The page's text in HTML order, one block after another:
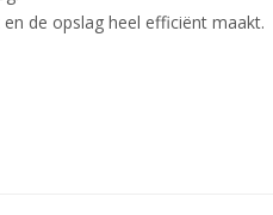
de opslag heel efficiënt maakt.